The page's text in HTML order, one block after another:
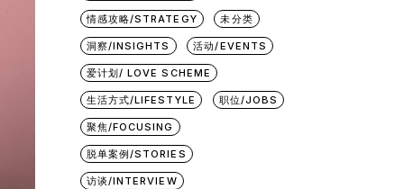
预约咨询 / Book
情感攻略/STRATEGY 未分类
洞察/INSIGHTS 活动/EVENTS
爱计划/ LOVE SCHEME
生活方式/LIFESTYLE 职位/JOBS
聚焦/FOCUSING
脱单案例/STORIES
访谈/INTERVIEW